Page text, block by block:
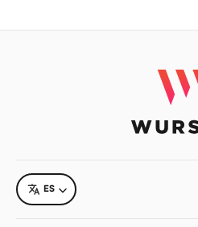
LANGUAGE
ES